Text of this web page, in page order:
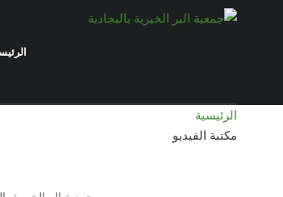
الرئيسية
مكتبة الفيديو